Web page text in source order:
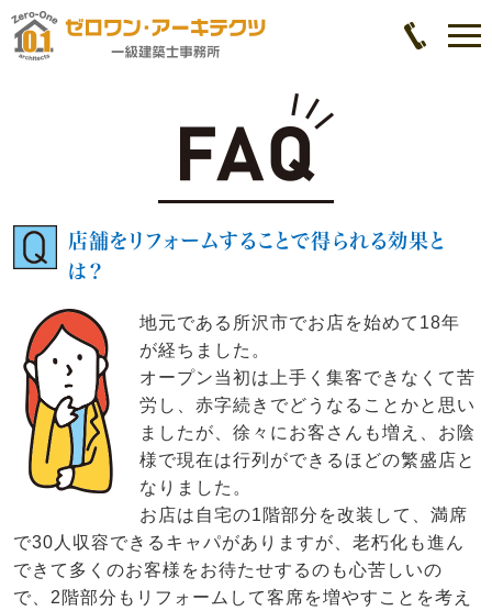
店舗をリフォームすることで得られる効果と
は？
地元である所沢市でお店を始めて18年
が経ちました。
オープン当初は上手く集客できなくて苦
労し、赤字続きでどうなることかと思い
ましたが、徐々にお客さんも増え、お陰
様で現在は行列ができるほどの繁盛店と
なりました。
お店は自宅の1階部分を改装して、満席
で30人収容できるキャパがありますが、老朽化も進ん
できて多くのお客様をお待たせするのも心苦しいの
で、2階部分もリフォームして客席を増やすことを考え